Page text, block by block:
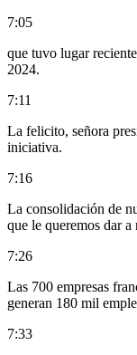
7:05
que tuvo lugar
2024.
7:11
La felicito, señora
iniciativa.
7:16
La consolidación de
que le queremos dar
7:26
Las 700 empresas
generan 180 mil
7:33